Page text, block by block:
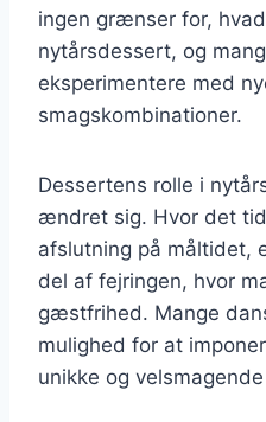
ingen grænser for,
nytårsdessert, og
eksperimentere med
smagskombinationer.
Dessertens rolle i
ændret sig. Hvor det
afslutning på måltidet,
del af fejringen, hvor
gæstfrihed. Mange
mulighed for at
unikke og